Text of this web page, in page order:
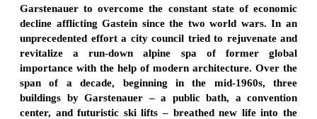
Garstenauer to overcome the constant state of economic
decline afflicting Gastein since the two world wars. In an
unprecedented effort a city council tried to rejuvenate and
revitalize a run-down alpine spa of former global
importance with the help of modern architecture. Over the
span of a decade, beginning in the mid-1960s, three
buildings by Garstenauer – a public bath, a convention
center, and futuristic ski lifts – breathed new life into the